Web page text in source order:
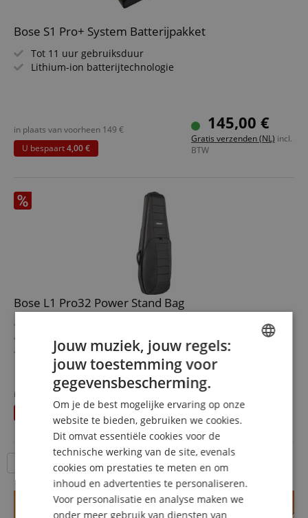
Bose S1 Pro+ System Batterijpakket
Tot 11 uur gebruiksduur
Lithium-ion batterijtechnologie
145,00 €
Gratis verzenden (NL) incl.
BTW
in plaats van voorheen 149 €
U bespaart4,00 €
Bose L1 Pro32 Power Stand Bag
Geschikt voor Bose L1 Pro32 Portable Line Array System
Gemaakt van duurzaam & robuust materiaal
Met praktische rugzakriem
Extra vak voor accessoires aan de voorkant
Drie extra draaggrepen
meer laten zien
179,00 €
Gratis verzenden (NL)
in plaats van voorheen
16,00 €
18 Artikelen per pagina
SPANISH
Jouw muziek, jouw regels:
jouw toestemming voor
gegevensbescherming.
Om je de best mogelijke ervaring op onze
website te bieden, gebruiken we cookies.
Dit omvat essentiële cookies voor de
technische werking van de site, evenals
cookies om prestaties te meten en om
inhoud en advertenties te personaliseren.
Voor personalisatie en analyse maken we
onder meer gebruik van diensten van